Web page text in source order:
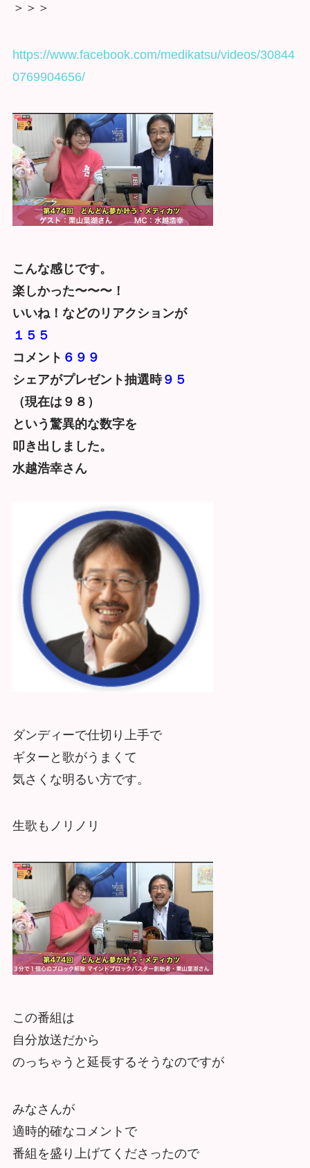
＞＞＞
https://www.facebook.com/medikatsu/videos/30844
0769904656/
こんな感じです。
楽しかった〜〜〜！
いいね！などのリアクションが
１５５
コメント ６９９
シェアがプレゼント抽選時９５
（現在は９８）
という驚異的な数字を
叩き出しました。
水越浩幸さん
ダンディーで仕切り上手で
ギターと歌がうまくて
気さくな明るい方です。
生歌もノリノリ
この番組は
自分放送だから
のっちゃうと延長するそうなのですが
みなさんが
適時的確なコメントで
番組を盛り上げてくださったので